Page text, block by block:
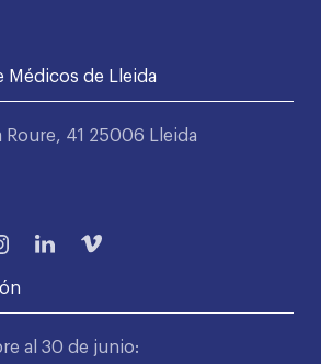
Médicos de Lleida
Roure, 41 25006 Lleida
al 30 de junio: